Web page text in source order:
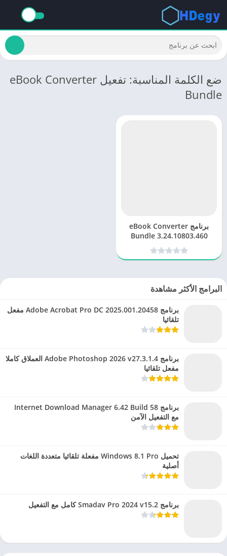
ضع الكلمة المناسبة: تفعيل eBook Converter
Bundle
برنامج eBook Converter
Bundle 3.24.10803.460
لتحويل الكتب الإلكترونية
البرامج الأكثر مشاهدة
برنامج Adobe Acrobat Pro DC 2025.001.20458 مفعل
تلقائيا
برنامج Adobe Photoshop 2026 v27.3.1.4 العملاق كاملا
مفعل تلقائيا
برنامج Internet Download Manager 6.42 Build 58
مع التفعيل الآمن
تحميل Windows 8.1 Pro مفعلة تلقائيا متعددة اللغات
أصلية
برنامج Smadav Pro 2024 v15.2 كامل مع التفعيل